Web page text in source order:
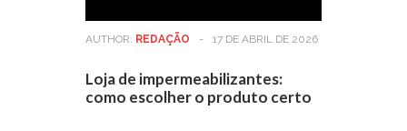
AUTHOR: REDAÇÃO - 17 DE ABRIL DE 2026
Loja de impermeabilizantes:
como escolher o produto certo